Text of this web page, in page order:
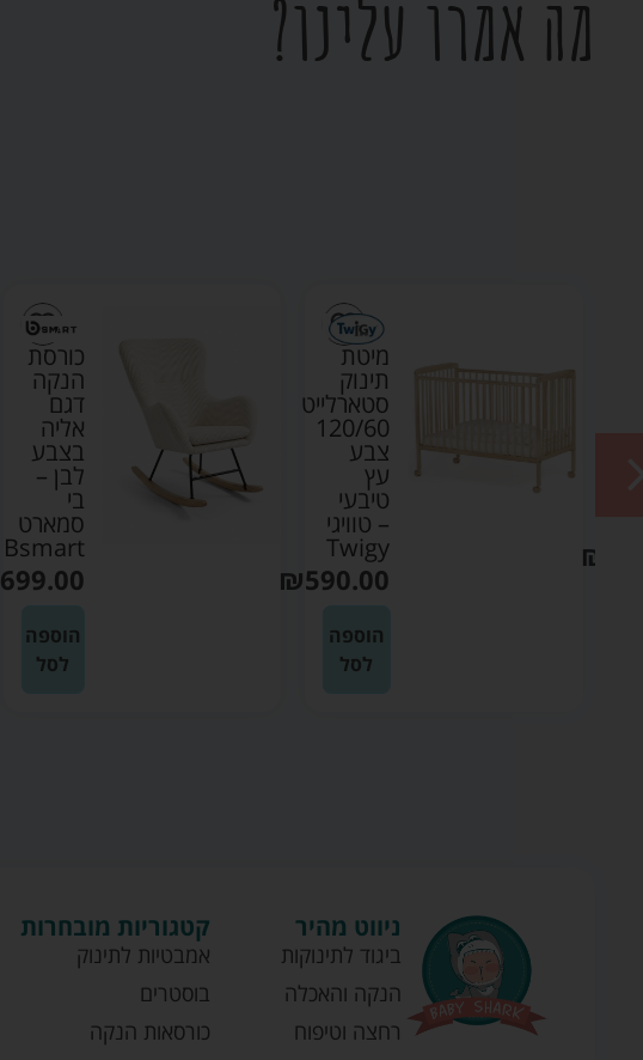
מה אמרו עלינו?
₪
מיטת
תינוק
סטארלייט
120/60
צבע
עץ
טיבעי
– טוויגי
Twigy
₪590.00
הוספה
לסל
כורסת
הנקה
דגם
אליה
בצבע
לבן –
בי
סמארט
Bsmart
699.00
הוספה
לסל
ניווט מהיר
ביגוד לתינוקות
הנקה והאכלה
רחצה וטיפוח
קטגוריות מובחרות
אמבטיות לתינוק
בוסטרים
כורסאות הנקה